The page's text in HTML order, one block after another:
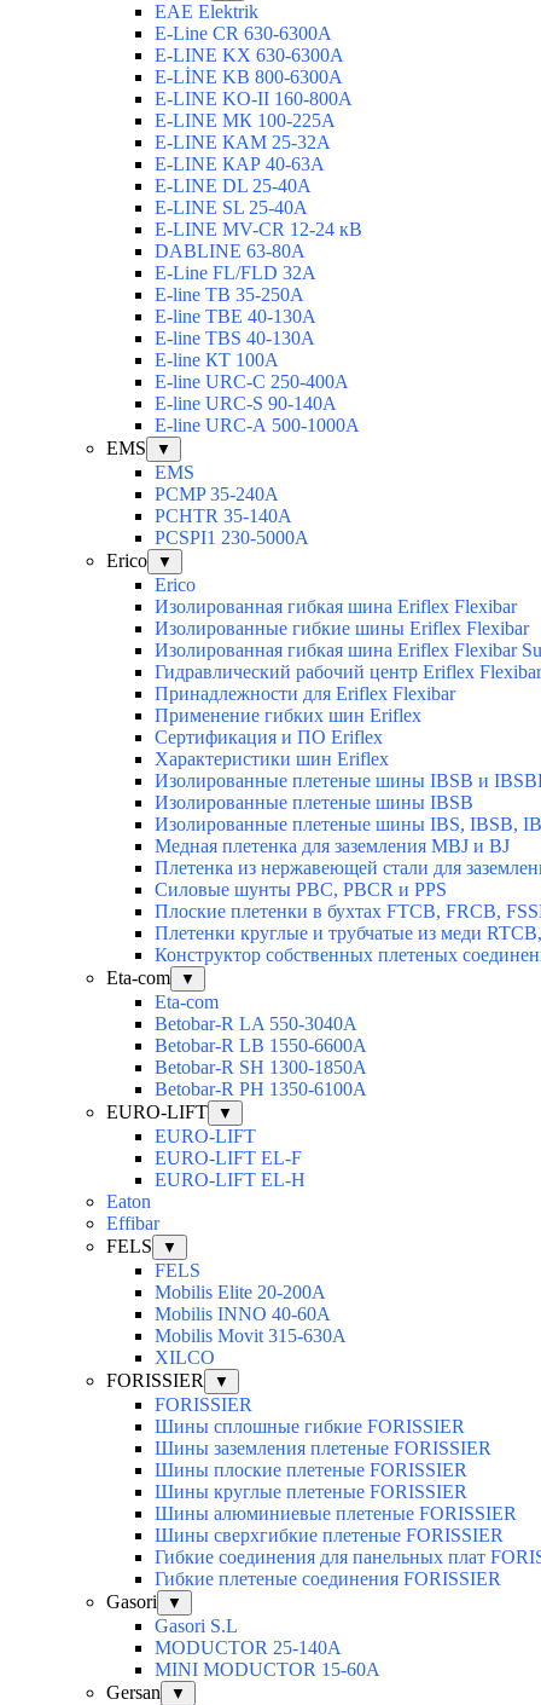
EAE Elektrik
E-Line CR 630-6300А
E-LINE KX 630-6300А
E-LİNE KB 800-6300А
E-LINE KO-II 160-800А
E-LINE МК 100-225А
E-LINE КАМ 25-32А
E-LINE КАР 40-63А
E-LINE DL 25-40А
E-LINE SL 25-40А
E-LINE MV-CR 12-24 кВ
DABLINE 63-80А
E-Line FL/FLD 32А
E-line TB 35-250А
E-line TBЕ 40-130А
E-line TBS 40-130А
E-line КТ 100А
E-line URC-С 250-400А
E-line URC-S 90-140А
E-line URC-А 500-1000А
EMS
▼
EMS
PCMP 35-240A
PCHTR 35-140А
PCSPI1 230-5000A
Erico
▼
Erico
Изолированная гибкая шина Eriflex Flexibar
Изолированные гибкие шины Eriflex Flexibar
Изолированная гибкая шина Eriflex Flexibar
Гидравлический рабочий центр Eriflex Flexibar
Принадлежности для Eriflex Flexibar
Применение гибких шин Eriflex
Сертификация и ПО Eriflex
Характеристики шин Eriflex
Изолированные плетеные шины IBSB и
Изолированные плетеные шины IBSB
Изолированные плетеные шины IBS, IBSB,
Медная плетенка для заземления MBJ и BJ
Плетенка из нержавеющей стали для
Силовые шунты PBC, PBCR и PPS
Плоские плетенки в бухтах FTCB, FRCB,
Плетенки круглые и трубчатые из меди
Конструктор собственных плетеных
Eta-com
▼
Eta-com
Betobar-R LA 550-3040А
Betobar-R LВ 1550-6600А
Betobar-R SH 1300-1850A
Betobar-R РH 1350-6100А
EURO-LIFT
▼
EURO-LIFT
EURO-LIFT EL-F
EURO-LIFT EL-H
Eaton
Effibar
FELS
▼
FELS
Mobilis Elite 20-200А
Mobilis INNO 40-60А
Mobilis Movit 315-630А
XILCO
FORISSIER
▼
FORISSIER
Шины сплошные гибкие FORISSIER
Шины заземления плетеные FORISSIER
Шины плоские плетеные FORISSIER
Шины круглые плетеные FORISSIER
Шины алюминиевые плетеные FORISSIER
Шины сверхгибкие плетеные FORISSIER
Гибкие соединения для панельных плат
Гибкие плетеные соединения FORISSIER
Gasori
▼
Gasori S.L
MODUCTOR 25-140А
MINI MODUCTOR 15-60A
Gersan
▼